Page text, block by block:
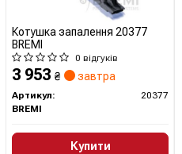
Котушка запалення 20377
BREMI
0 відгуків
3 953 ₴ завтра
Артикул:
20377
BREMI
Купити